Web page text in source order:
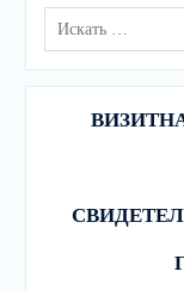
Поиск
для: